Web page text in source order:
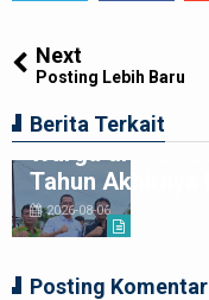
Next
Posting Lebih Baru
Berita Terkait
Kolaborasi Apik
Tahun Akhirnya
2026-08-06
Posting Komentar